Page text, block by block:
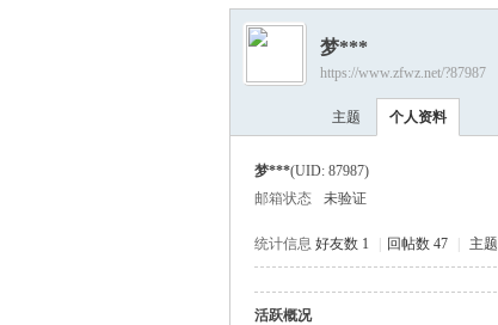
›
梦***
https://www.zfwz.net/?87987
主题 个人资料
梦***(UID: 87987)
邮箱状态
未验证
统计信息 好友数 1 回帖数 47 主
活跃概况